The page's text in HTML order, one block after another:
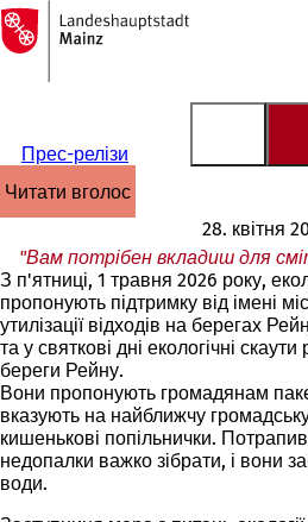
Перейти до змісту
На
головну
сторінку
Прес-релізи
читати вголос
28. квітня
"Вам потрібен вкладиш для
З п'ятниці, 1 травня 2026 року,
пропонують підтримку від імені
утилізації відходів на берегах
та у святкові дні екологічні
береги Рейну.
Вони пропонують громадянам
вказують на найближчу
кишенькові попільнички.
недопалки важко зібрати, і вони
води.